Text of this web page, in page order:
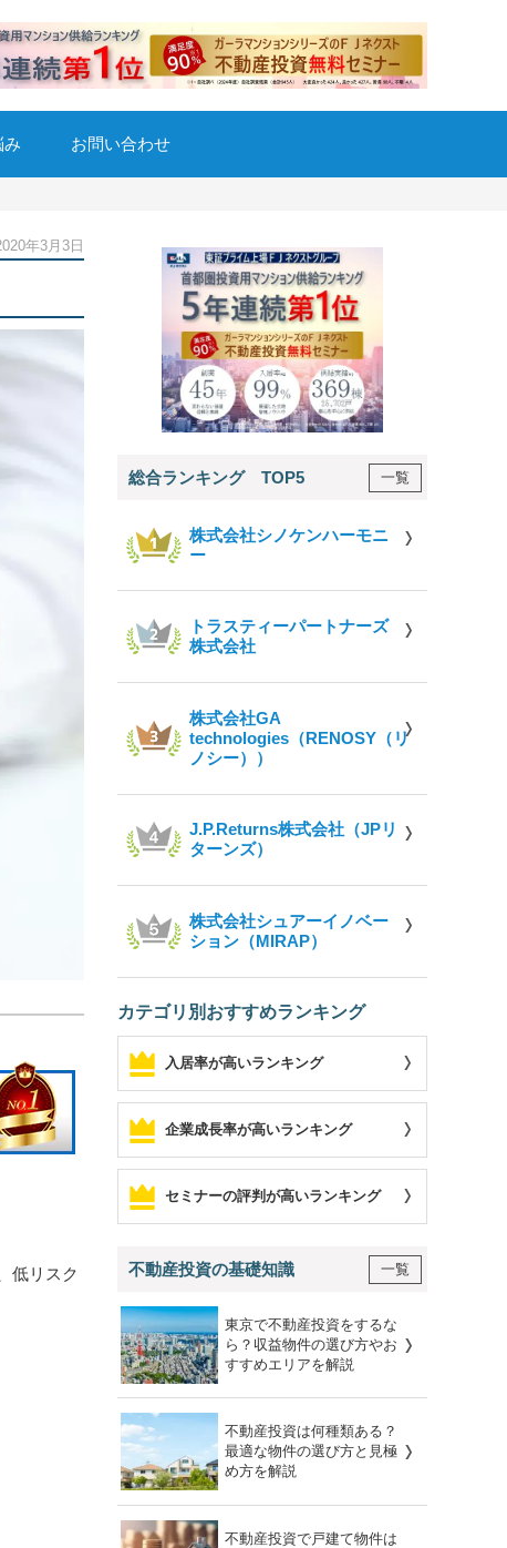
み お問い合わせ
年3月3日
低リスク
総合ランキング TOP5 一覧
株式会社シノケンハーモニ
ー
トラスティーパートナーズ
株式会社
株式会社GA
technologies（RENOSY（リ
ノシー））
J.P.Returns株式会社（JPリ
ターンズ）
株式会社シュアーイノベー
ション（MIRAP）
カテゴリ別おすすめランキング
入居率が高いランキング
企業成長率が高いランキング
セミナーの評判が高いランキング
不動産投資の基礎知識 一覧
東京で不動産投資をするな
ら？収益物件の選び方やお
すすめエリアを解説
不動産投資は何種類ある？
最適な物件の選び方と見極
め方を解説
不動産投資で戸建て物件は